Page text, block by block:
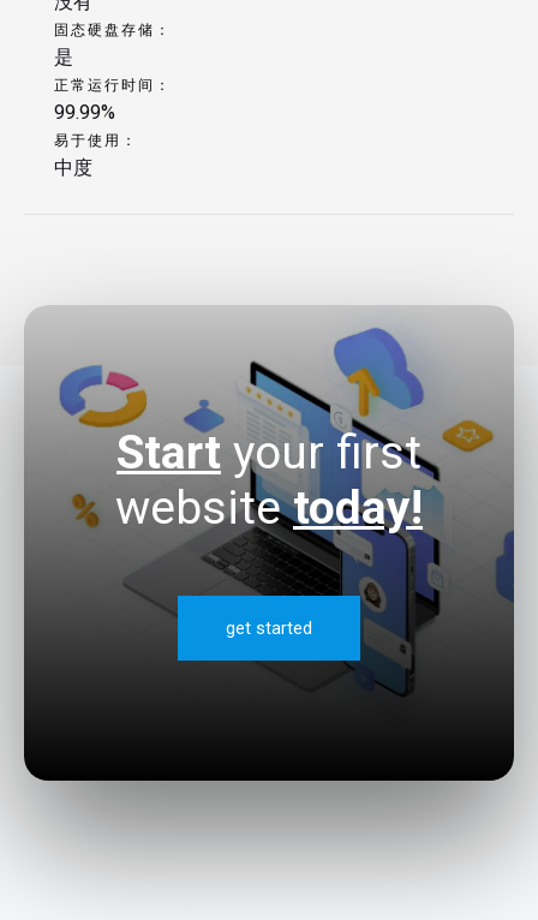
固态硬盘存储：
是
正常运行时间：
99.99%
易于使用：
中度
Start your first
websitetoday!
get started